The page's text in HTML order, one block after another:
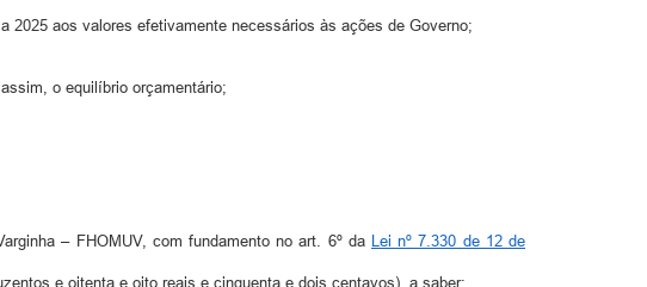
2025 aos valores efetivamente necessários às ações de Governo;
o equilíbrio orçamentário;
– FHOMUV, com fundamento no art. 6º da Lei nº 7.330 de 12 de
e oitenta e oito reais e cinquenta e dois centavos), a saber: